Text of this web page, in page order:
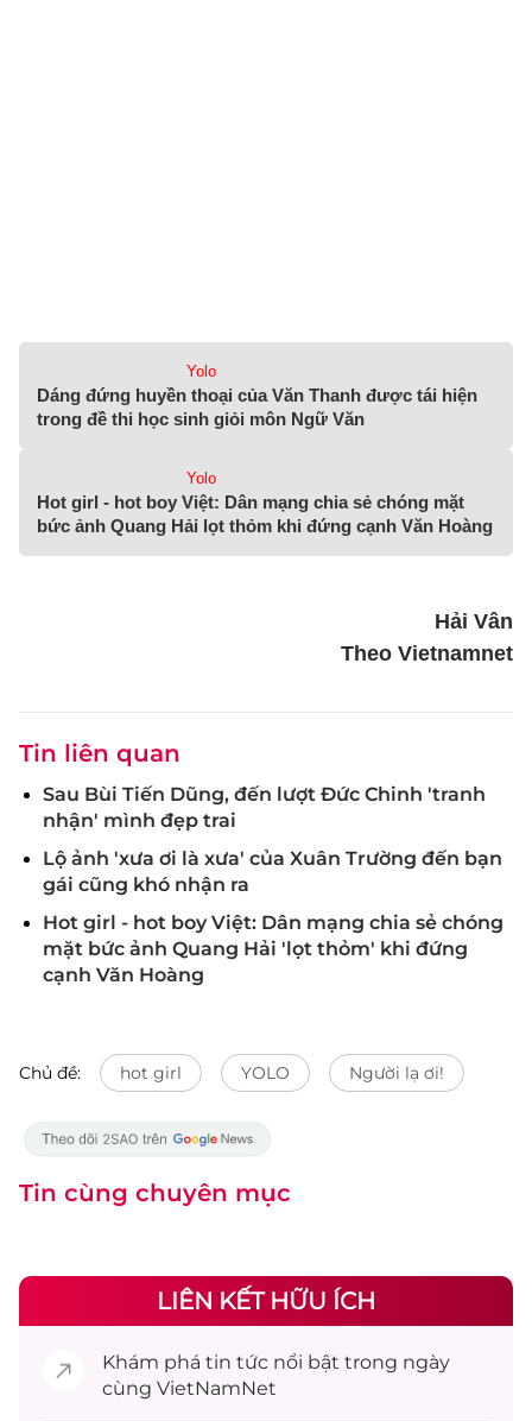
Yolo
Dáng đứng huyền thoại của Văn Thanh được tái hiện
trong đề thi học sinh giỏi môn Ngữ Văn
Yolo
Hot girl - hot boy Việt: Dân mạng chia sẻ chóng mặt
bức ảnh Quang Hải lọt thỏm khi đứng cạnh Văn Hoàng
Hải Vân
Theo Vietnamnet
Tin liên quan
Sau Bùi Tiến Dũng, đến lượt Đức Chinh 'tranh
nhận' mình đẹp trai
Lộ ảnh 'xưa ơi là xưa' của Xuân Trường đến bạn
gái cũng khó nhận ra
Hot girl - hot boy Việt: Dân mạng chia sẻ chóng
mặt bức ảnh Quang Hải 'lọt thỏm' khi đứng
cạnh Văn Hoàng
Chủ đề: hot girl YOLO Người lạ ơi!
Tin cùng chuyên mục
LIÊN KẾT HỮU ÍCH
Khám phá tin tức nổi bật trong ngày
cùng VietNamNet